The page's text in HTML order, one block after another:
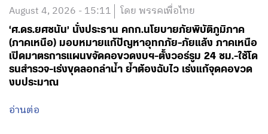
August 4, 2026 - 15:11 โดย พรรคเพื่อไทย
‘ศ.ดร.ยศชนัน’ นั่งประธาน คกก.นโยบายภัยพิบัติภูมิภาค
(ภาคเหนือ) มอบหมายแก้ปัญหาอุทกภัย-ภัยแล้ง ภาคเหนือ
เปิดมาตรการแผนขจัดคอขวดงบฯ-ตั้งวอร์รูม 24 ชม.-ใช้โด
รนสำรวจ-เร่งขุดลอกลำน้ำ ย้ำต้องฉับไว เร่งแก้จุดคอขวด
งบประมาณ
อ่านต่อ